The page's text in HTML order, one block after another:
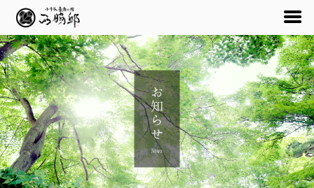
コ
ン
テ
ン
ツ
へ
ス
キ
ッ
お知らせ
News